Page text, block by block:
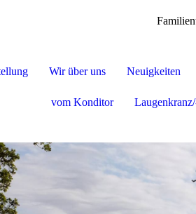
Wir über uns Neuigkeiten
vom Konditor